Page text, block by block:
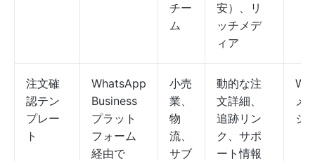
チー
ム
安）、リ
ッチメデ
ィア
注文確
認テン
プレー
ト
WhatsApp
Business
プラット
フォーム
経由で
小売
業、
物
流、
サブ
動的な注
文詳細、
追跡リン
ク、サポ
ート情報
メ
ジ